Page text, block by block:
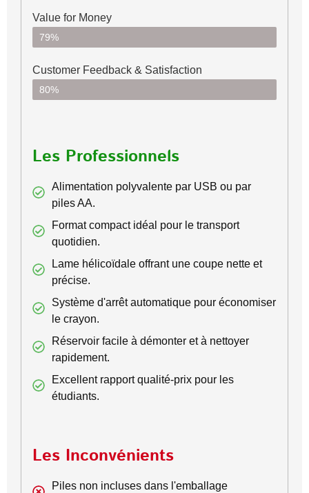
Value for Money
79%
Customer Feedback & Satisfaction​
80%
Les Professionnels
Alimentation polyvalente par USB ou par
piles AA.
Format compact idéal pour le transport
quotidien.
Lame hélicoïdale offrant une coupe nette et
précise.
Système d'arrêt automatique pour économiser
le crayon.
Réservoir facile à démonter et à nettoyer
rapidement.
Excellent rapport qualité-prix pour les
étudiants.
Les Inconvénients
Piles non incluses dans l'emballage